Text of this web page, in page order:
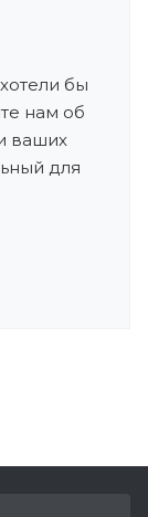
бы
нам об
ваших
для